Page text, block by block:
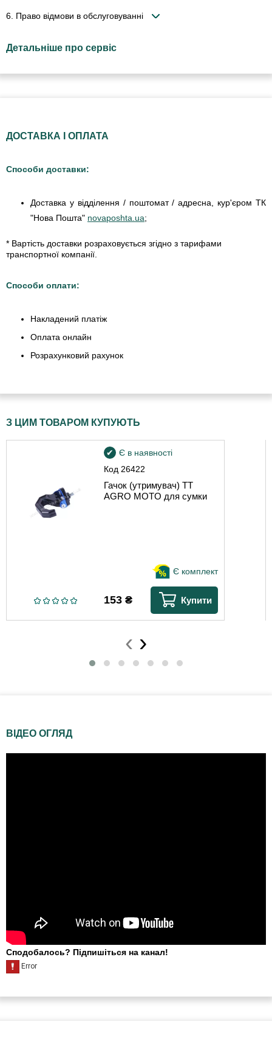
6. Право відмови в обслуговуванні
Детальніше про сервіс
ДОСТАВКА І ОПЛАТА
Способи доставки:
Доставка у відділення / поштомат / адресна, кур'єром ТК
"Нова Пошта" novaposhta.ua;
* Вартість доставки розраховується згідно з тарифами
транспортної компанії.
Способи оплати:
Накладений платіж
Оплата онлайн
Розрахунковий рахунок
З ЦИМ ТОВАРОМ КУПУЮТЬ
Код 26422
Є в наявності
Гачок (утримувач) TT
AGRO MOTO для сумки
Є комплект
153 ₴ Купити
‹ ›
ВІДЕО ОГЛЯД
Сподобалось? Підпишіться на канал!